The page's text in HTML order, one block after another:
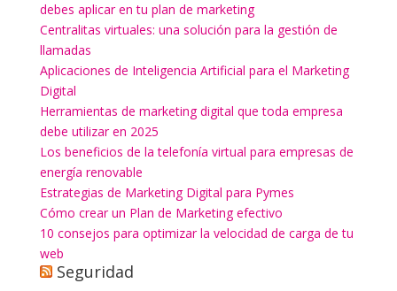
debes aplicar en tu plan de marketing
Centralitas virtuales: una solución para la gestión de
llamadas
Aplicaciones de Inteligencia Artificial para el Marketing
Digital
Herramientas de marketing digital que toda empresa
debe utilizar en 2025
Los beneficios de la telefonía virtual para empresas de
energía renovable
Estrategias de Marketing Digital para Pymes
Cómo crear un Plan de Marketing efectivo
10 consejos para optimizar la velocidad de carga de tu
web
Seguridad